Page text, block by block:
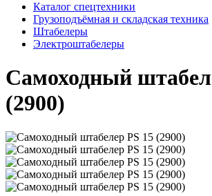
Каталог спецтехники
Грузоподъёмная и складская техника
Штабелеры
Электроштабелеры
Самоходный
(2900)